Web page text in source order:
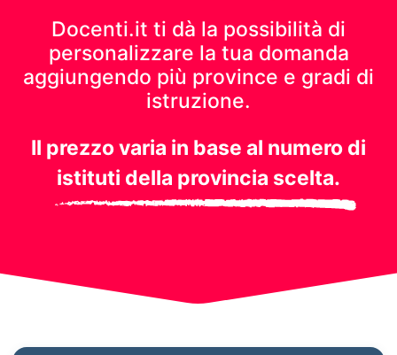
Docenti.it ti dà la possibilità di
personalizzare la tua domanda
aggiungendo più province e gradi di
istruzione.
Il prezzo varia in base al numero di
istituti della provincia scelta.